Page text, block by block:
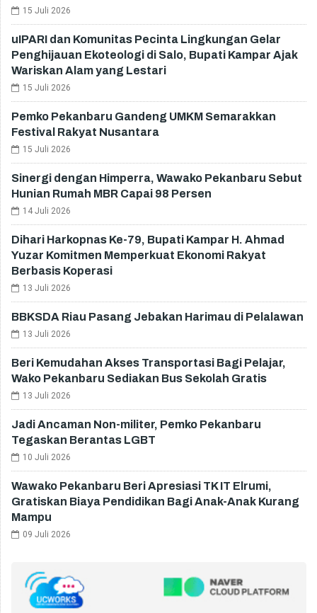
15 Juli 2026
uIPARI dan Komunitas Pecinta Lingkungan Gelar
Penghijauan Ekoteologi di Salo, Bupati Kampar Ajak
Wariskan Alam yang Lestari
15 Juli 2026
Pemko Pekanbaru Gandeng UMKM Semarakkan
Festival Rakyat Nusantara
15 Juli 2026
Sinergi dengan Himperra, Wawako Pekanbaru Sebut
Hunian Rumah MBR Capai 98 Persen
14 Juli 2026
Dihari Harkopnas Ke-79, Bupati Kampar H. Ahmad
Yuzar Komitmen Memperkuat Ekonomi Rakyat
Berbasis Koperasi
13 Juli 2026
BBKSDA Riau Pasang Jebakan Harimau di Pelalawan
13 Juli 2026
Beri Kemudahan Akses Transportasi Bagi Pelajar,
Wako Pekanbaru Sediakan Bus Sekolah Gratis
13 Juli 2026
Jadi Ancaman Non-militer, Pemko Pekanbaru
Tegaskan Berantas LGBT
10 Juli 2026
Wawako Pekanbaru Beri Apresiasi TK IT Elrumi,
Gratiskan Biaya Pendidikan Bagi Anak-Anak Kurang
Mampu
09 Juli 2026